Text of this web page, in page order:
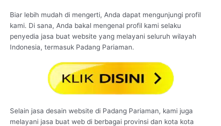
Biar lebih mudah di mengerti, Anda dapat mengunjungi profil
kami. Di sana, Anda bakal mengenal profil kami selaku
penyedia jasa buat website yang melayani seluruh wilayah
Indonesia, termasuk Padang Pariaman.
Selain jasa desain website di Padang Pariaman, kami juga
melayani jasa buat web di berbagai provinsi dan kota kota